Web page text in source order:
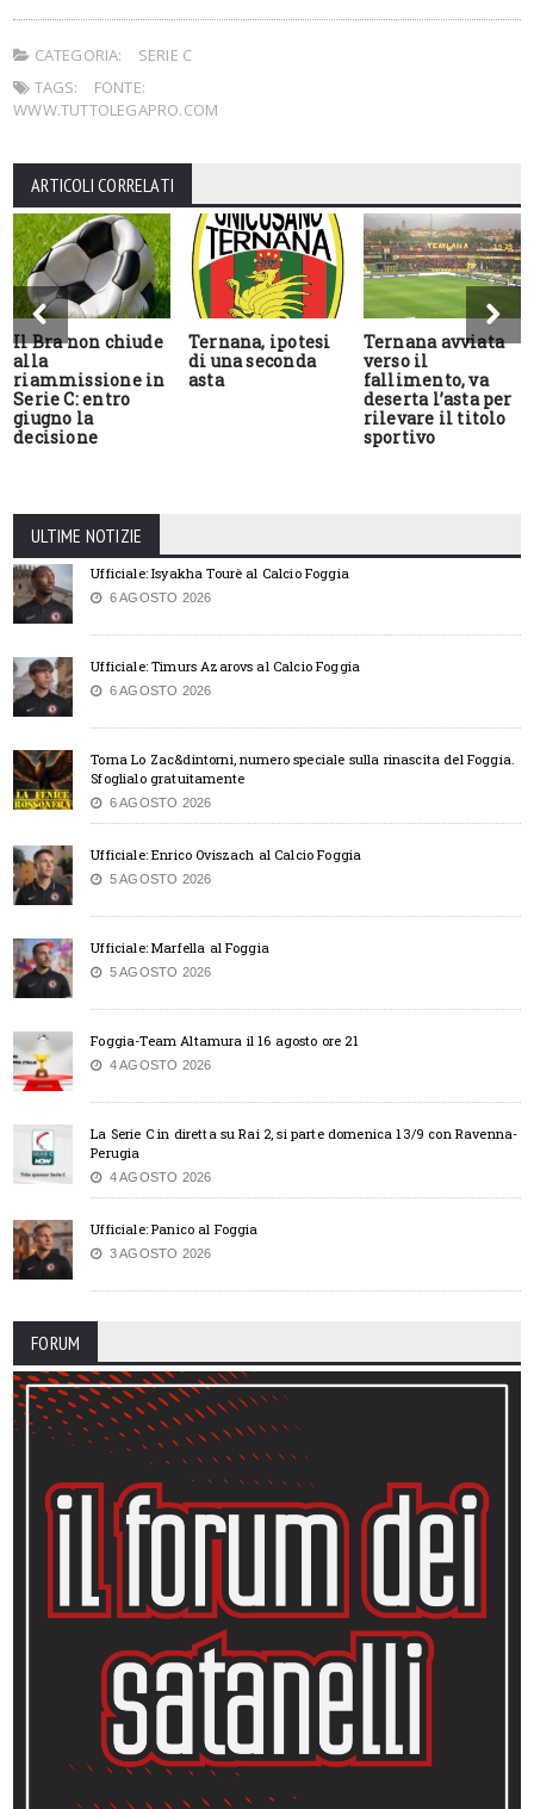
CATEGORIA:
SERIE C
TAGS:
FONTE:
WWW.TUTTOLEGAPRO.COM
ARTICOLI CORRELATI
Il Bra non chiude
alla
riammissione in
Serie C: entro
giugno la
decisione
Ternana, ipotesi
di una seconda
asta
Ternana avviata
verso il
fallimento, va
deserta l’asta per
rilevare il titolo
sportivo
ULTIME NOTIZIE
Ufficiale: Isyakha Tourè al Calcio Foggia
6 AGOSTO 2026
Ufficiale: Timurs Azarovs al Calcio Foggia
6 AGOSTO 2026
Torna Lo Zac&dintorni, numero speciale sulla rinascita del Foggia.
Sfoglialo gratuitamente
6 AGOSTO 2026
Ufficiale: Enrico Oviszach al Calcio Foggia
5 AGOSTO 2026
Ufficiale: Marfella al Foggia
5 AGOSTO 2026
Foggia-Team Altamura il 16 agosto ore 21
4 AGOSTO 2026
La Serie C in diretta su Rai 2, si parte domenica 13/9 con Ravenna-
Perugia
4 AGOSTO 2026
Ufficiale: Panico al Foggia
3 AGOSTO 2026
FORUM